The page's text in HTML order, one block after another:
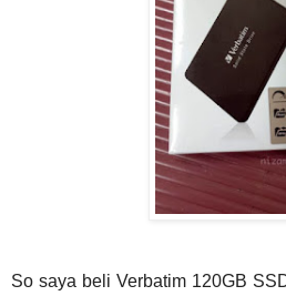
So saya beli Verbatim 120GB